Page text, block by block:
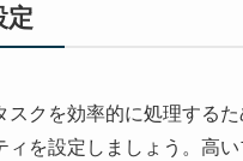
定
スクを効率的に処理する
ィを設定しましょう。高